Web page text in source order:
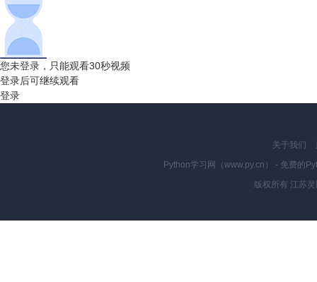
您未登录，只能观看30秒视频
登录后可继续观看
登录
关于我们
Python学习网（www.py.cn） - 免费的
版权所有 江苏